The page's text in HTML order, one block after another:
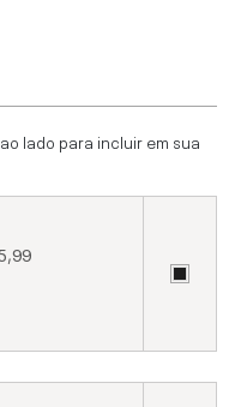
lado para incluir em sua